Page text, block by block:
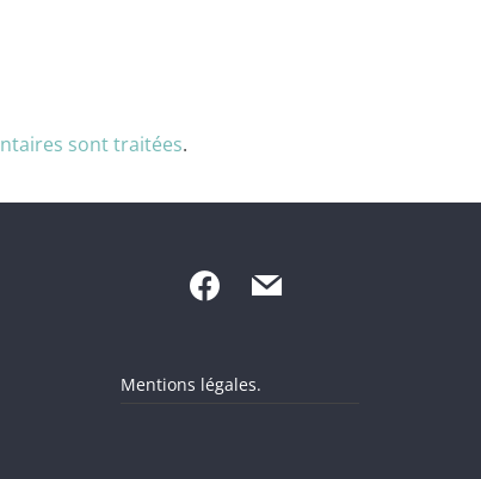
sont traitées.
Mentions légales.